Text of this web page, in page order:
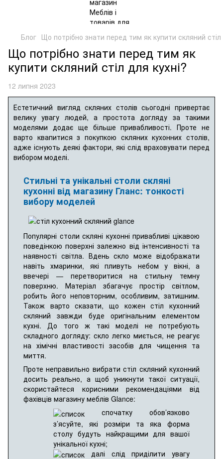
Блог Що потрібно знати перед тим як купити скляний стіл
Що потрібно знати перед тим як
купити скляний стіл для кухні?
12 липня 2023
Естетичний вигляд скляних столів сьогодні привертає
велику увагу людей, а простота догляду за такими
моделями додає ще більше привабливості. Проте не
варто квапитися з покупкою скляних кухонних столів,
адже існують деякі фактори, які слід враховувати перед
вибором моделі.
Стильні та унікальні столи скляні
кухонні від магазину Гланс: тонкості
вибору моделей
Популярні столи скляні кухонні привабливі цікавою
поведінкою поверхні залежно від інтенсивності та
наявності світла. Вдень скло може відображати
навіть хмаринки, які пливуть небом у вікні, а
ввечері — перетворитися на стильну темну
поверхню. Матеріал збагачує простір світлом,
робить його неповторним, особливим, затишним.
Також варто сказати, що кожен стіл кухонний
скляний завжди буде оригінальним елементом
кухні. До того ж такі моделі не потребують
складного догляду: скло легко миється, не реагує
на хімічні властивості засобів для чищення та
миття.
Проте неправильно вибрати стіл скляний кухонний
досить реально, а щоб уникнути такої ситуації,
скористайтеся корисними рекомендаціями від
фахівців магазину меблів Glance:
спочатку обов’язково
з’ясуйте, які розміри та яка форма
столу будуть найкращими для вашої
унікальної кухні;
далі слід приділити увагу